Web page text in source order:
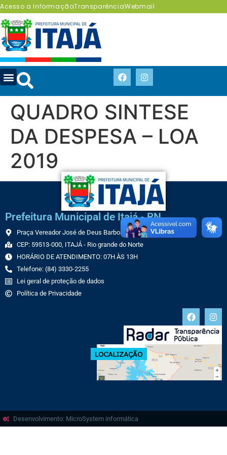
Acesso a InformaçãoTransparênciaWebmail
QUADRO SINTESE
DA DESPESA – LOA
2019
Prefeitura Municipal de Itajá - RN
Praça Vereador José de Deus Barbosa, 70 CENTRO
CEP: 59513-000, ITAJÁ - Rio grande do Norte
HORÁRIO DE ATENDIMENTO: 07H ÀS 13H
Telefone: (84) 3330-2255
Lei geral de proteção de dados
Política de Privacidade
Desenvolvimento: MicroSystem informática